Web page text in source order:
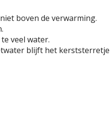
boven de verwarming.
veel water.
blijft het kerststerretje